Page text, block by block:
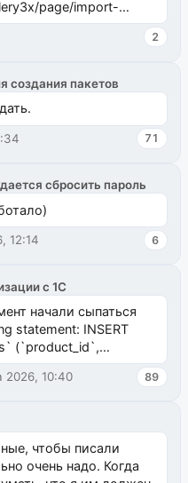
page/import-
2
создания пакетов
71
сбросить пароль
12:14 6
с 1С
начали сыпаться
statement: INSERT
(`product_id`,
2026, 10:40 89
чтобы писали
очень надо. Когда